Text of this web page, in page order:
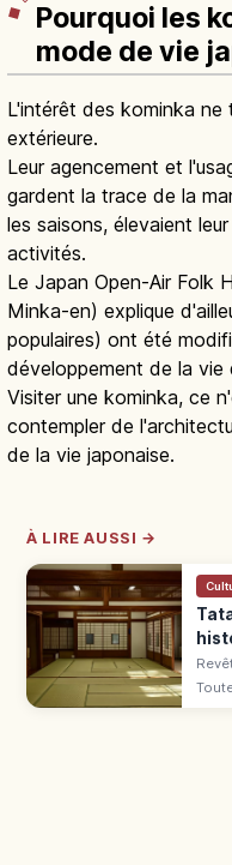
Pourquoi les
mode de vie
L'intérêt des kominka ne
extérieure.
Leur agencement et
gardent la trace de la
les saisons, élevaient
activités.
Le Japan Open-Air Folk
Minka-en) explique
populaires) ont été
développement de la vie
Visiter une kominka, ce
contempler de
de la vie japonaise.
À LIRE AUSSI →